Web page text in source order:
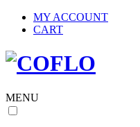
MY ACCOUNT
CART
MENU